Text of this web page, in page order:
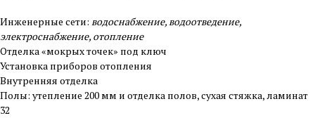
Инженерные сети: водоснабжение, водоотведение,
электроснабжение, отопление
Отделка «мокрых точек» под ключ
Установка приборов отопления
Внутренняя отделка
Полы: утепление 200 мм и отделка полов, сухая стяжка, ламинат
32